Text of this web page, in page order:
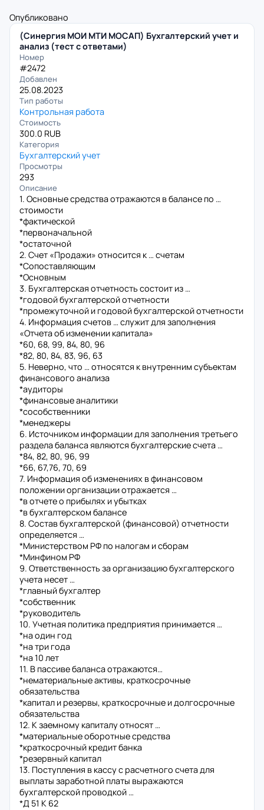
Опубликовано
(Синергия МОИ МТИ МОСАП) Бухгалтерский учет и
анализ (тест с ответами)
Номер
#2472
Добавлен
25.08.2023
Тип работы
Контрольная работа
Стоимость
300.0 RUB
Категория
Бухгалтерский учет
Просмотры
293
Описание
1. Основные средства отражаются в балансе по …
стоимости
*фактической
*первоначальной
*остаточной
2. Счет «Продажи» относится к … счетам
*Сопоставляющим
*Основным
3. Бухгалтерская отчетность состоит из …
*годовой бухгалтерской отчетности
*промежуточной и годовой бухгалтерской отчетности
4. Информация счетов … служит для заполнения
«Отчета об изменении капитала»
*60, 68, 99, 84, 80, 96
*82, 80, 84, 83, 96, 63
5. Неверно, что … относятся к внутренним субъектам
финансового анализа
*аудиторы
*финансовые аналитики
*сособственники
*менеджеры
6. Источником информации для заполнения третьего
раздела баланса являются бухгалтерские счета …
*84, 82, 80, 96, 99
*66, 67,76, 70, 69
7. Информация об изменениях в финансовом
положении организации отражается …
*в отчете о прибылях и убытках
*в бухгалтерском балансе
8. Состав бухгалтерской (финансовой) отчетности
определяется …
*Министерством РФ по налогам и сборам
*Минфином РФ
9. Ответственность за организацию бухгалтерского
учета несет …
*главный бухгалтер
*собственник
*руководитель
10. Учетная политика предприятия принимается …
*на один год
*на три года
*на 10 лет
11. В пассиве баланса отражаются…
*нематериальные активы, краткосрочные
обязательства
*капитал и резервы, краткосрочные и долгосрочные
обязательства
12. К заемному капиталу относят …
*материальные оборотные средства
*краткосрочный кредит банка
*резервный капитал
13. Поступления в кассу с расчетного счета для
выплаты заработной платы выражаются
бухгалтерской проводкой …
*Д 51 К 62